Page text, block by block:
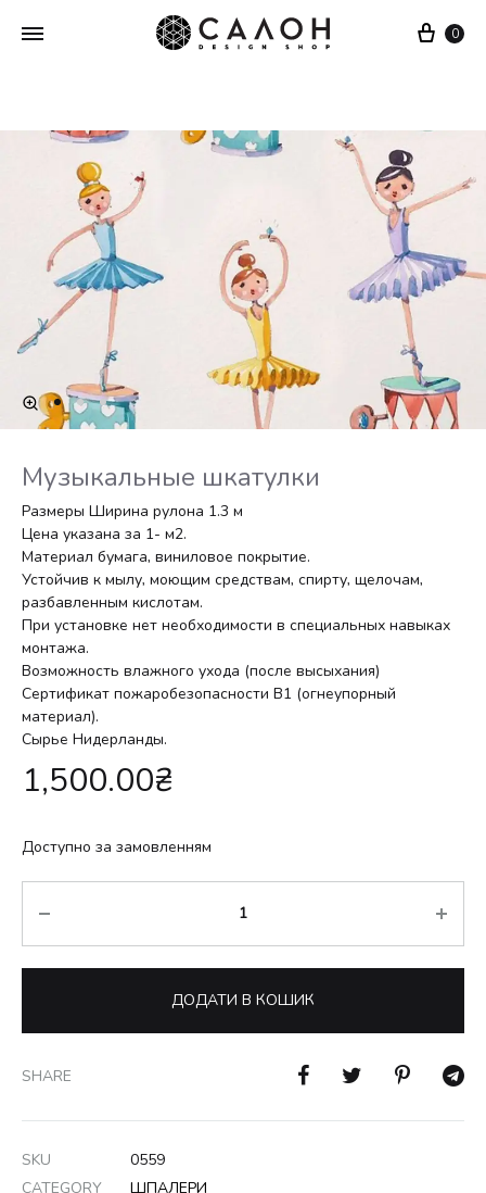
Cart
0
Музыкальные шкатулки
Размеры Ширина рулона 1.3 м
Цена указана за 1- м2.
Материал бумага, виниловое покрытие.
Устойчив к мылу, моющим средствам, спирту, щелочам,
разбавленным кислотам.
При установке нет необходимости в специальных навыках
монтажа.
Возможность влажного ухода (после высыхания)
Сертификат пожаробезопасности В1 (огнеупорный
материал).
Сырье Нидерланды.
1,500.00₴
Доступно за замовленням
ДОДАТИ В КОШИК
SHARE
SKU
0559
CATEGORY
ШПАЛЕРИ